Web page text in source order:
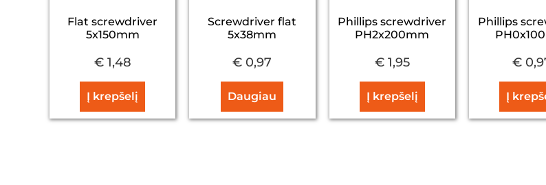
Flat screwdriver
5x150mm
€1,48
Į krepšelį
Screwdriver flat
5x38mm
€ 0,97
Daugiau
Phillips screwdriver
PH2x200mm
€1,95
Į krepšelį
Phillips
€
Į